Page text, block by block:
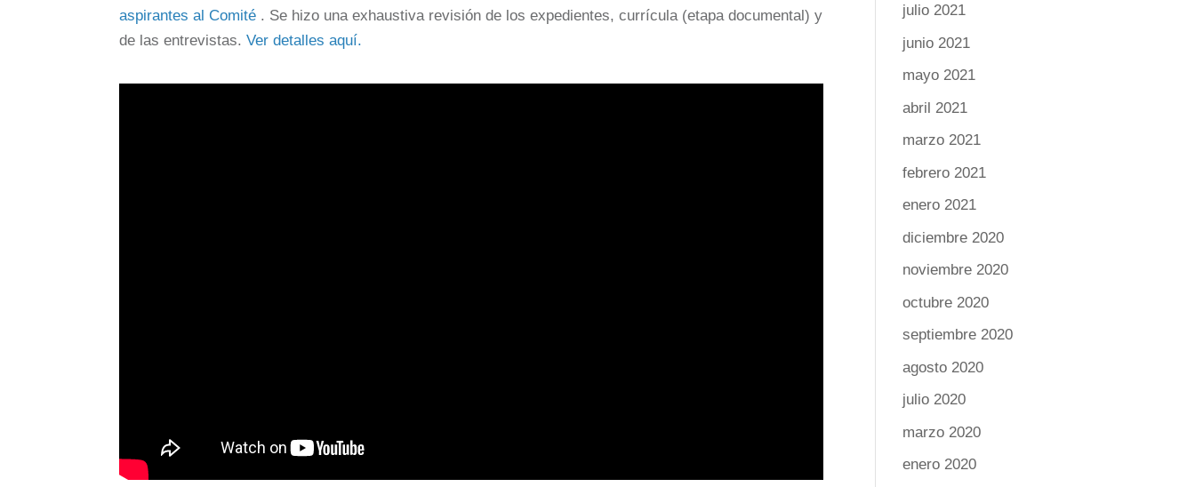
aspirantes al Comité . Se hizo una exhaustiva revisión de los expedientes, currícula (etapa documental) y
de las entrevistas.Ver detalles aquí.
julio 2021
junio 2021
mayo 2021
abril 2021
marzo 2021
febrero 2021
enero 2021
diciembre 2020
noviembre 2020
octubre 2020
septiembre 2020
agosto 2020
julio 2020
marzo 2020
enero 2020